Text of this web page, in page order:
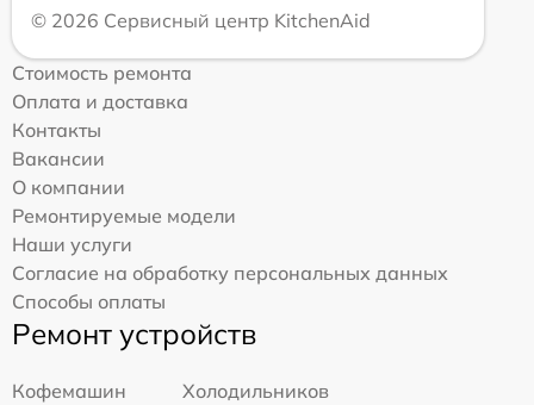
© 2026 Сервисный центр KitchenAid
Стоимость ремонта
Оплата и доставка
Контакты
Вакансии
О компании
Ремонтируемые модели
Наши услуги
Согласие на обработку персональных данных
Способы оплаты
Ремонт устройств
Кофемашин
Холодильников